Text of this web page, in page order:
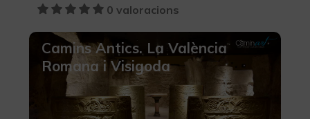
0 valoracions
Camins Antics. La València
Romana i Visigoda